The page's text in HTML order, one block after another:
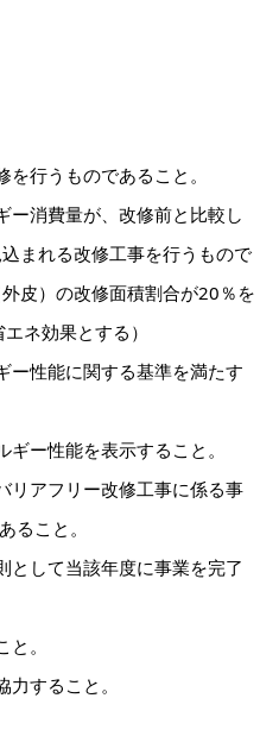
行うものであること。
ー消費量が、改修前と比較し
まれる改修工事を行うもので
皮）の改修面積割合が20％を
ネ効果とする）
ー性能に関する基準を満たす
ー性能を表示すること。
リアフリー改修工事に係る事
ること。
として当該年度に事業を完了
。
すること。